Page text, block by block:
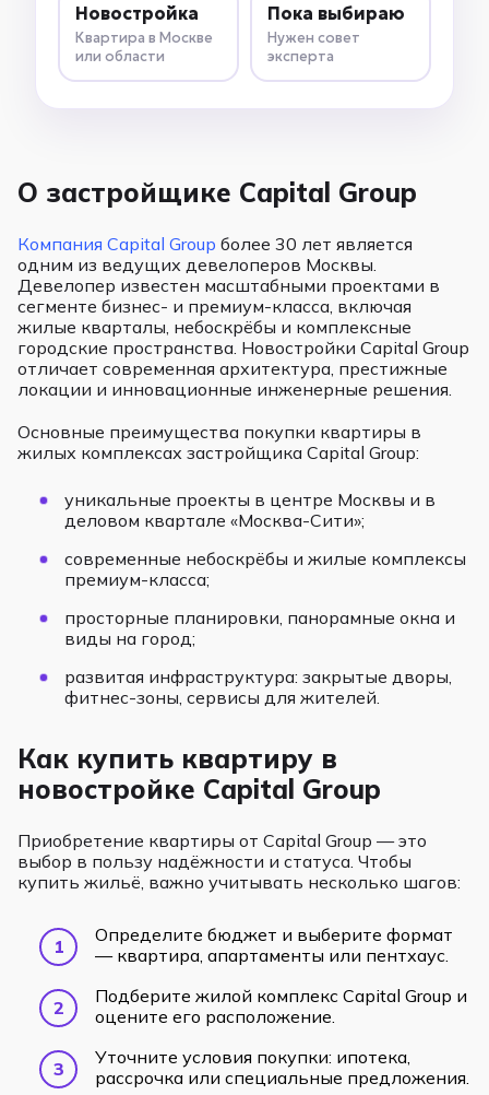
Новостройка
Квартира в Москве
или области
Пока выбираю
Нужен совет
эксперта
О застройщике Capital Group
Компания Capital Group более 30 лет является
одним из ведущих девелоперов Москвы.
Девелопер известен масштабными проектами в
сегменте бизнес- и премиум-класса, включая
жилые кварталы, небоскрёбы и комплексные
городские пространства. Новостройки Capital Group
отличает современная архитектура, престижные
локации и инновационные инженерные решения.
Основные преимущества покупки квартиры в
жилых комплексах застройщика Capital Group:
уникальные проекты в центре Москвы и в
деловом квартале «Москва-Сити»;
современные небоскрёбы и жилые комплексы
премиум-класса;
просторные планировки, панорамные окна и
виды на город;
развитая инфраструктура: закрытые дворы,
фитнес-зоны, сервисы для жителей.
Как купить квартиру в
новостройке Capital Group
Приобретение квартиры от Capital Group — это
выбор в пользу надёжности и статуса. Чтобы
купить жильё, важно учитывать несколько шагов:
Определите бюджет и выберите формат
— квартира, апартаменты или пентхаус.
Подберите жилой комплекс Capital Group и
оцените его расположение.
Уточните условия покупки: ипотека,
рассрочка или специальные предложения.